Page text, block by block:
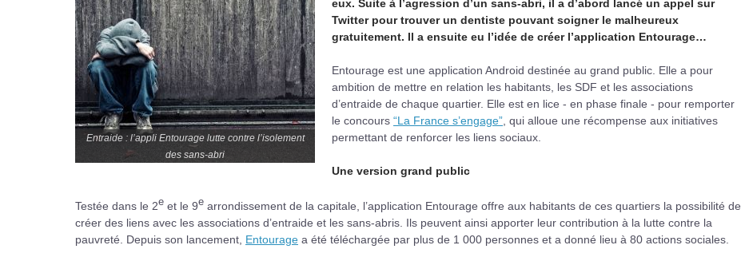
Entraide : l’appli Entourage lutte contre l’isolement
des sans-abri
eux. Suite à l’agression d’un sans-abri, il a d’abord lancé un appel sur
Twitter pour trouver un dentiste pouvant soigner le malheureux
gratuitement. Il a ensuite eu l’idée de créer l’application Entourage…
Entourage est une application Android destinée au grand public. Elle a pour
ambition de mettre en relation les habitants, les SDF et les associations
d’entraide de chaque quartier. Elle est en lice - en phase finale - pour remporter
le concours “La France s’engage” , qui alloue une récompense aux initiatives
permettant de renforcer les liens sociaux.
Une version grand public
Testée dans le 2e et le 9e arrondissement de la capitale, l’application Entourage offre aux habitants de ces quartiers la possibilité de
créer des liens avec les associations d’entraide et les sans-abris. Ils peuvent ainsi apporter leur contribution à la lutte contre la
pauvreté. Depuis son lancement, Entourage a été téléchargée par plus de 1 000 personnes et a donné lieu à 80 actions sociales.